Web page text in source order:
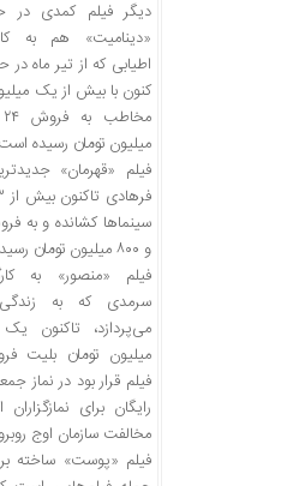
دیگر فیلم کمدی در
«دینامیت» هم به
اطیابی که از تیر ماه
میلیون تومان رسیده
فیلم «قهرمان»
سینماها کشانده و به
و ۸۰۰ میلیون تومان رسیده است.
فیلم «منصور» به
سرمدی که به
میلیون تومان بلیت
فیلم قرار بود در نماز
رایگان برای
مخالفت سازمان اوج
فیلم «پوست» ساخته